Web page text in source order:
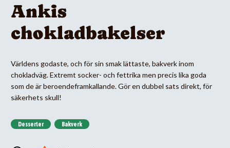
Ankis
chokladbakelser
Världens godaste, och för sin smak lättaste, bakverk inom
chokladväg. Extremt socker- och fettrika men precis lika goda
som de är beroendeframkallande. Gör en dubbel sats direkt, för
säkerhets skull!
Desserter Bakverk